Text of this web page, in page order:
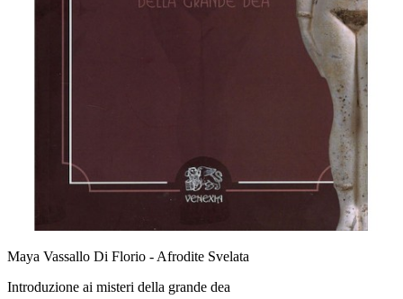
Maya Vassallo Di Florio - Afrodite Svelata
Introduzione ai misteri della grande dea